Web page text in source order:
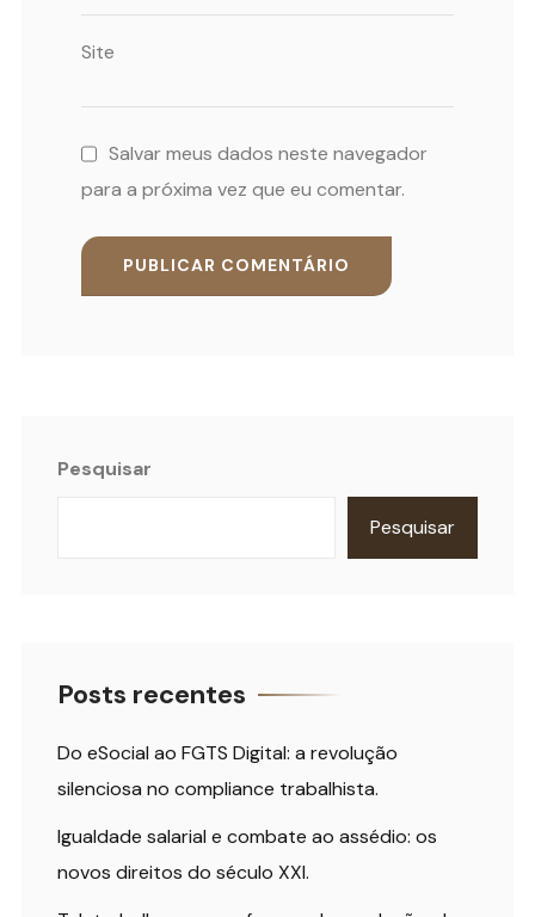
Site
Salvar meus dados neste navegador
para a próxima vez que eu comentar.
Pesquisar
Pesquisar
Posts recentes
Do eSocial ao FGTS Digital: a revolução
silenciosa no compliance trabalhista.
Igualdade salarial e combate ao assédio: os
novos direitos do século XXI.